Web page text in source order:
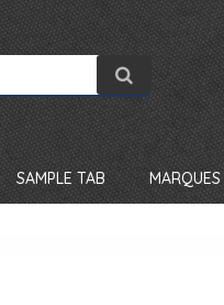
SAMPLE TAB MARQUES